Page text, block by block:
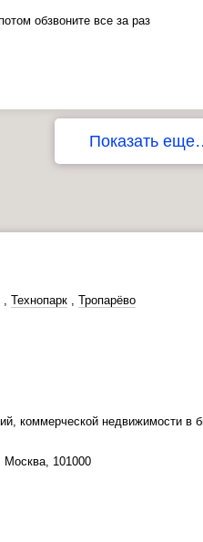
обзвоните все за раз
Показать
, Технопарк , Тропарёво
коммерческой недвижимости в
101000